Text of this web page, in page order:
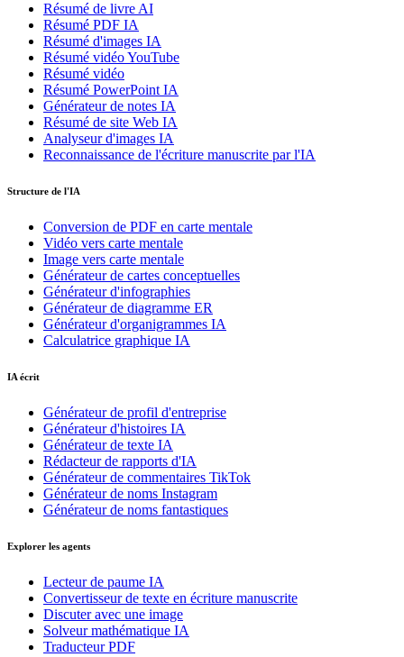
Résumé de livre AI
Résumé PDF IA
Résumé d'images IA
Résumé vidéo YouTube
Résumé vidéo
Résumé PowerPoint IA
Générateur de notes IA
Résumé de site Web IA
Analyseur d'images IA
Reconnaissance de l'écriture manuscrite par l'IA
Structure de l'IA
Conversion de PDF en carte mentale
Vidéo vers carte mentale
Image vers carte mentale
Générateur de cartes conceptuelles
Générateur d'infographies
Générateur de diagramme ER
Générateur d'organigrammes IA
Calculatrice graphique IA
IA écrit
Générateur de profil d'entreprise
Générateur d'histoires IA
Générateur de texte IA
Rédacteur de rapports d'IA
Générateur de commentaires TikTok
Générateur de noms Instagram
Générateur de noms fantastiques
Explorer les agents
Lecteur de paume IA
Convertisseur de texte en écriture manuscrite
Discuter avec une image
Solveur mathématique IA
Traducteur PDF